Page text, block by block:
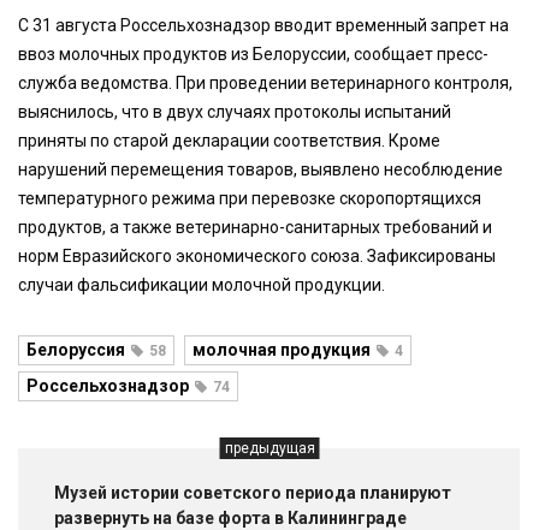
С 31 августа Россельхознадзор вводит временный запрет на
ввоз молочных продуктов из Белоруссии, сообщает пресс-
служба ведомства. При проведении ветеринарного контроля,
выяснилось, что в двух случаях протоколы испытаний
приняты по старой декларации соответствия. Кроме
нарушений перемещения товаров, выявлено несоблюдение
температурного режима при перевозке скоропортящихся
продуктов, а также ветеринарно-санитарных требований и
норм Евразийского экономического союза. Зафиксированы
случаи фальсификации молочной продукции.
Белоруссия 58 молочная продукция 4
Россельхознадзор 74
предыдущая
Музей истории советского периода планируют
развернуть на базе форта в Калининграде